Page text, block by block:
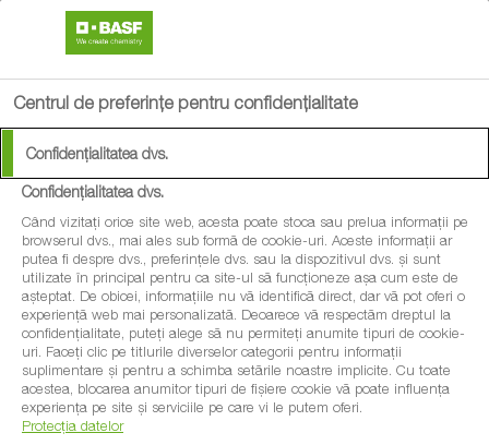
Centrul de preferințe pentru confidențialitate
Confidențialitatea dvs.
Confidențialitatea dvs.
Când vizitați orice site web, acesta poate stoca sau prelua informații pe
browserul dvs., mai ales sub formă de cookie-uri. Aceste informații ar
putea fi despre dvs., preferințele dvs. sau la dispozitivul dvs. și sunt
utilizate în principal pentru ca site-ul să funcționeze așa cum este de
așteptat. De obicei, informațiile nu vă identifică direct, dar vă pot oferi o
experiență web mai personalizată. Deoarece vă respectăm dreptul la
confidențialitate, puteți alege să nu permiteți anumite tipuri de cookie-
uri. Faceți clic pe titlurile diverselor categorii pentru informații
suplimentare și pentru a schimba setările noastre implicite. Cu toate
acestea, blocarea anumitor tipuri de fișiere cookie vă poate influența
experiența pe site și serviciile pe care vi le putem oferi.
Protecția datelor